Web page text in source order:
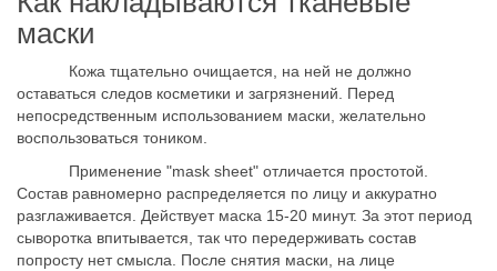
маски
Кожа тщательно очищается, на ней не должно
оставаться следов косметики и загрязнений. Перед
непосредственным использованием маски, желательно
воспользоваться тоником.
Применение "mask sheet" отличается простотой.
Состав равномерно распределяется по лицу и аккуратно
разглаживается. Действует маска 15-20 минут. За этот период
сыворотка впитывается, так что передерживать состав
попросту нет смысла. После снятия маски, на лице